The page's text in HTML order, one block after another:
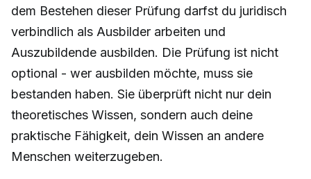
dem Bestehen dieser Prüfung darfst du juridisch
verbindlich als Ausbilder arbeiten und
Auszubildende ausbilden. Die Prüfung ist nicht
optional - wer ausbilden möchte, muss sie
bestanden haben. Sie überprüft nicht nur dein
theoretisches Wissen, sondern auch deine
praktische Fähigkeit, dein Wissen an andere
Menschen weiterzugeben.